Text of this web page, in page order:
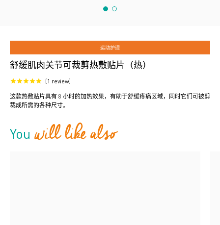
运动护理
舒缓肌肉关节可裁剪热敷贴片（热）
1 review
这款热敷贴片具有 8 小时的加热效果，有助于舒缓疼痛区域，同时它们可被剪
裁成所需的各种尺寸。
You will like also